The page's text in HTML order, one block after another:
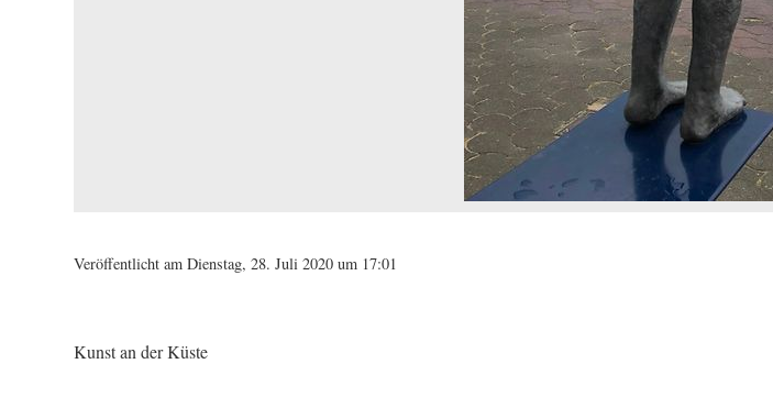
Veröffentlicht am Dienstag, 28. Juli 2020 um 17:01
Kunst an der Küste